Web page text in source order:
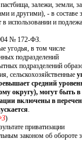
залежи, земли,
и другими), - в составе
в использовании и
№ 172-ФЗ.
угодья, в том числе
подразделений
подразделений
сельскохозяйственные
средний
округу), могут быть в
включены в
.
)
приватизации
законом об обороте